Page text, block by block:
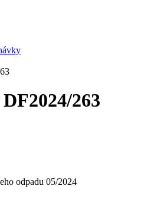
263
odpadu 05/2024